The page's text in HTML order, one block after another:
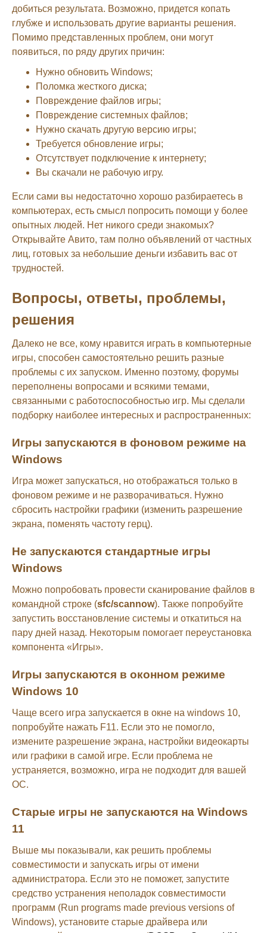
добиться результата. Возможно, придется копать
глубже и использовать другие варианты решения.
Помимо представленных проблем, они могут
появиться, по ряду других причин:
Нужно обновить Windows;
Поломка жесткого диска;
Повреждение файлов игры;
Повреждение системных файлов;
Нужно скачать другую версию игры;
Требуется обновление игры;
Отсутствует подключение к интернету;
Вы скачали не рабочую игру.
Если сами вы недостаточно хорошо разбираетесь в
компьютерах, есть смысл попросить помощи у более
опытных людей. Нет никого среди знакомых?
Открывайте Авито, там полно объявлений от частных
лиц, готовых за небольшие деньги избавить вас от
трудностей.
Вопросы, ответы, проблемы,
решения
Далеко не все, кому нравится играть в компьютерные
игры, способен самостоятельно решить разные
проблемы с их запуском. Именно поэтому, форумы
переполнены вопросами и всякими темами,
связанными с работоспособностью игр. Мы сделали
подборку наиболее интересных и распространенных:
Игры запускаются в фоновом режиме на
Windows
Игра может запускаться, но отображаться только в
фоновом режиме и не разворачиваться. Нужно
сбросить настройки графики (изменить разрешение
экрана, поменять частоту герц).
Не запускаются стандартные игры
Windows
Можно попробовать провести сканирование файлов в
командной строке (sfc/scannow). Также попробуйте
запустить восстановление системы и откатиться на
пару дней назад. Некоторым помогает переустановка
компонента «Игры».
Игры запускаются в оконном режиме
Windows 10
Чаще всего игра запускается в окне на windows 10,
попробуйте нажать F11. Если это не помогло,
измените разрешение экрана, настройки видеокарты
или графики в самой игре. Если проблема не
устраняется, возможно, игра не подходит для вашей
ОС.
Старые игры не запускаются на Windows
11
Выше мы показывали, как решить проблемы
совместимости и запускать игры от имени
администратора. Если это не поможет, запустите
средство устранения неполадок совместимости
программ (Run programs made previous versions of
Windows), установите старые драйвера или